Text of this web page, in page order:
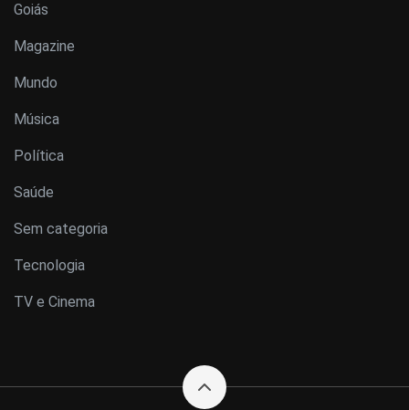
Goiás
Magazine
Mundo
Música
Política
Saúde
Sem categoria
Tecnologia
TV e Cinema